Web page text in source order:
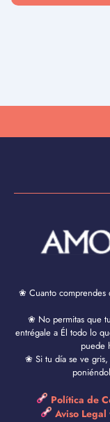
❀ Cuanto comprendes
❀ No permitas que
entrégale a Él todo lo
puede
❀ Si tu día se ve gris,
Política de
Aviso Legal